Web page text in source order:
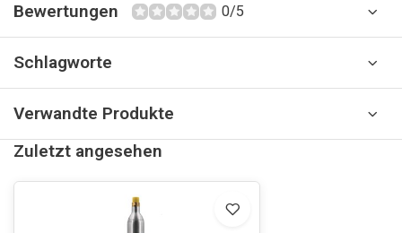
Bewertungen 0/5
Schlagworte
Verwandte Produkte
Zuletzt angesehen